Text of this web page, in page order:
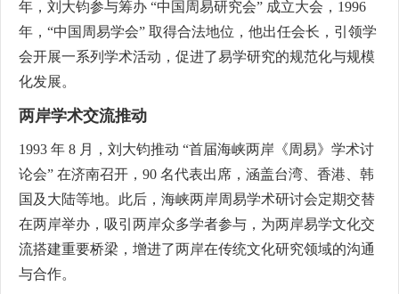
年，刘大钧参与筹办 “中国周易研究会” 成立大会，1996
年，“中国周易学会” 取得合法地位，他出任会长，引领学
会开展一系列学术活动，促进了易学研究的规范化与规模
化发展。
两岸学术交流推动
1993 年 8 月，刘大钧推动 “首届海峡两岸《周易》学术讨
论会” 在济南召开，90 名代表出席，涵盖台湾、香港、韩
国及大陆等地。此后，海峡两岸周易学术研讨会定期交替
在两岸举办，吸引两岸众多学者参与，为两岸易学文化交
流搭建重要桥梁，增进了两岸在传统文化研究领域的沟通
与合作。